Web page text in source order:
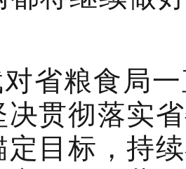
省粮食局
决贯彻落实
目标，持